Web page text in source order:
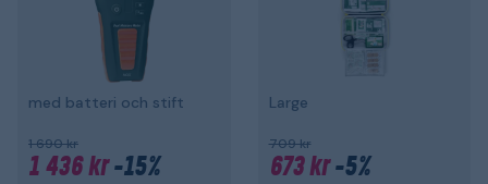
med batteri och stift
1 690 kr
1 436 kr-15%
Large
709 kr
673 kr-5%